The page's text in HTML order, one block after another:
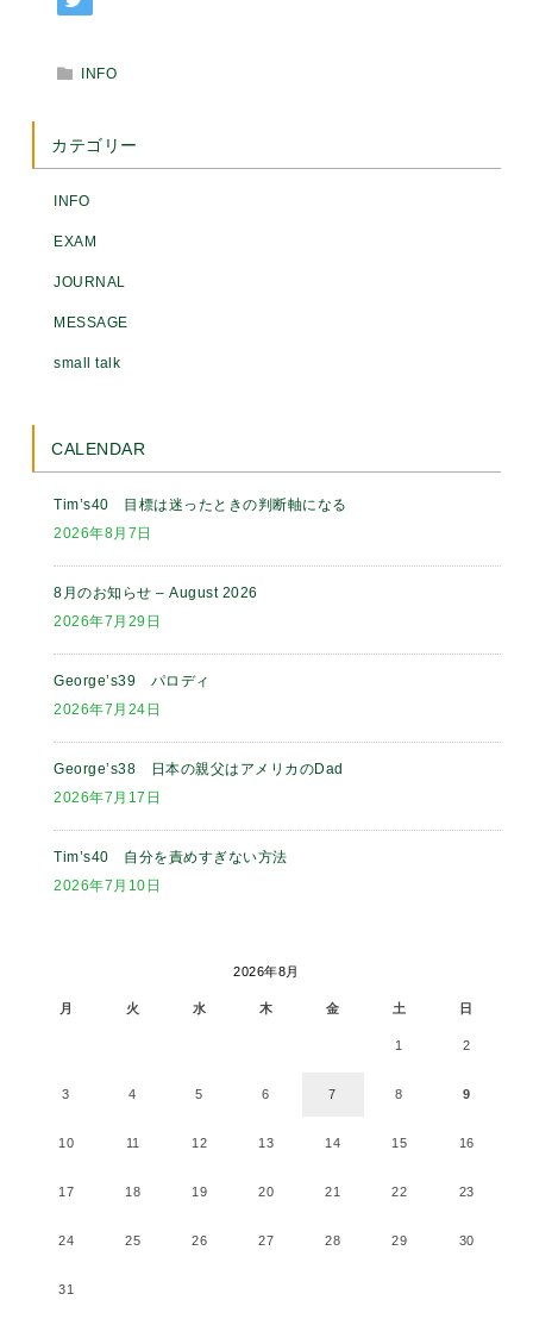
INFO
カテゴリー
INFO
EXAM
JOURNAL
MESSAGE
small talk
CALENDAR
Tim’s40 目標は迷ったときの判断軸になる
2026年8月7日
8月のお知らせ – August 2026
2026年7月29日
George’s39 パロディ
2026年7月24日
George’s38 日本の親父はアメリカのDad
2026年7月17日
Tim’s40 自分を責めすぎない方法
2026年7月10日
2026年8月
月 火 水 木 金 土 日
1 2
3 4 5 6 7 8 9
10 11 12 13 14 15 16
17 18 19 20 21 22 23
24 25 26 27 28 29 30
31